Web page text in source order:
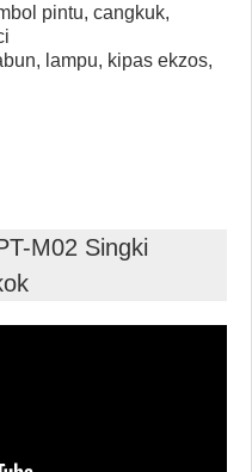
pintu, cangkuk,
lampu, kipas ekzos,
M02 Singki